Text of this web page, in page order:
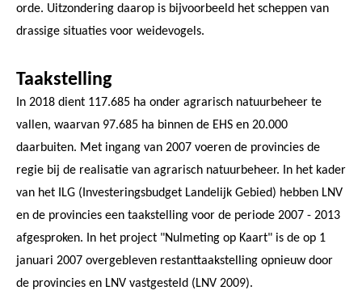
orde. Uitzondering daarop is bijvoorbeeld het scheppen van
drassige situaties voor weidevogels.
Taakstelling
In 2018 dient 117.685 ha onder agrarisch natuurbeheer te
vallen, waarvan 97.685 ha binnen de EHS en 20.000
daarbuiten. Met ingang van 2007 voeren de provincies de
regie bij de realisatie van agrarisch natuurbeheer. In het kader
van het ILG (Investeringsbudget Landelijk Gebied) hebben LNV
en de provincies een taakstelling voor de periode 2007 - 2013
afgesproken. In het project "Nulmeting op Kaart" is de op 1
januari 2007 overgebleven restanttaakstelling opnieuw door
de provincies en LNV vastgesteld (LNV 2009).